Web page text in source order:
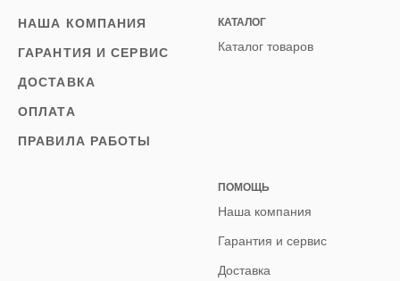
НАША КОМПАНИЯ
ГАРАНТИЯ И СЕРВИС
ДОСТАВКА
ОПЛАТА
ПРАВИЛА РАБОТЫ
КАТАЛОГ
Каталог товаров
ПОМОЩЬ
Наша компания
Гарантия и сервис
Доставка